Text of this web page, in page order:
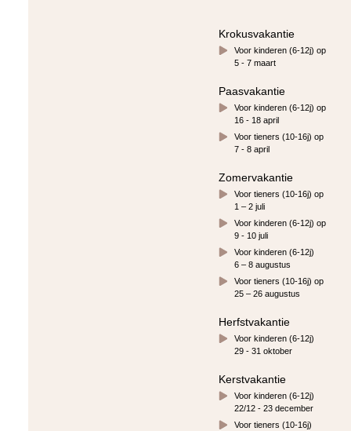
Krokusvakantie
Voor kinderen (6-12j) op
5 - 7 maart
Paasvakantie
Voor kinderen (6-12j) op
16 - 18 april
Voor tieners (10-16j) op
7 - 8 april
Zomervakantie
Voor tieners (10-16j) op
1 – 2 juli
Voor kinderen (6-12j) op
9 - 10 juli
Voor kinderen (6-12j)
6 – 8 augustus
Voor tieners (10-16j) op
25 – 26 augustus
Herfstvakantie
Voor kinderen (6-12j)
29 - 31 oktober
Kerstvakantie
Voor kinderen (6-12j)
22/12 - 23 december
Voor tieners (10-16j)